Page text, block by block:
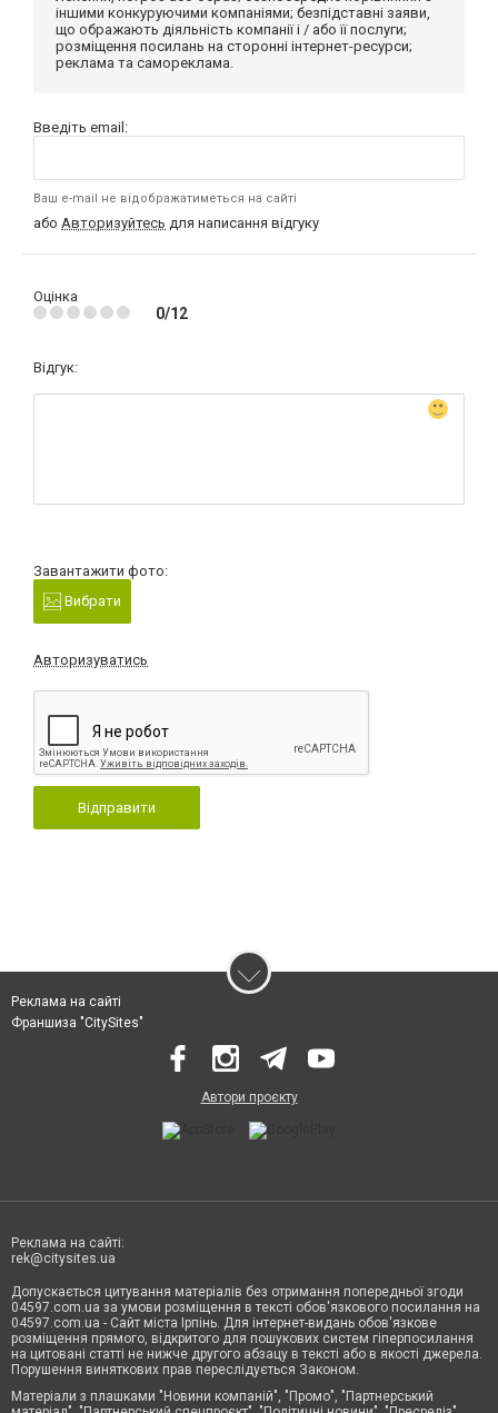
іншими конкуруючими компаніями; безпідставні заяви,
що ображають діяльність компанії і / або її послуги;
розміщення посилань на сторонні інтернет-ресурси;
реклама та самореклама.
Введіть email:
Ваш e-mail не відображатиметься на сайті
або Авторизуйтесь для написання відгуку
Оцінка
0/12
Відгук:
Завантажити фото:
Вибрати
Авторизуватись
Відправити
Реклама на сайті
Франшиза "CitySites"
Автори проєкту
Реклама на сайті:
rek@citysites.ua
Допускається цитування матеріалів без отримання попередньої згоди
04597.com.ua за умови розміщення в тексті обов'язкового посилання на
04597.com.ua - Сайт міста Ірпінь. Для інтернет-видань обов'язкове
розміщення прямого, відкритого для пошукових систем гіперпосилання
на цитовані статті не нижче другого абзацу в тексті або в якості джерела.
Порушення виняткових прав переслідується Законом.
Матеріали з плашками "Новини компаній", "Промо", "Партнерський